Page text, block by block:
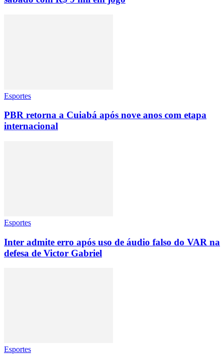
Esportes
PBR retorna a Cuiabá após nove anos com etapa
internacional
Esportes
Inter admite erro após uso de áudio falso do VAR na
defesa de Victor Gabriel
Esportes